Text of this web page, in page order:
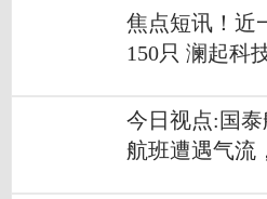
焦点短讯！近
150只 澜起科
今日视点:国
航班遭遇气流